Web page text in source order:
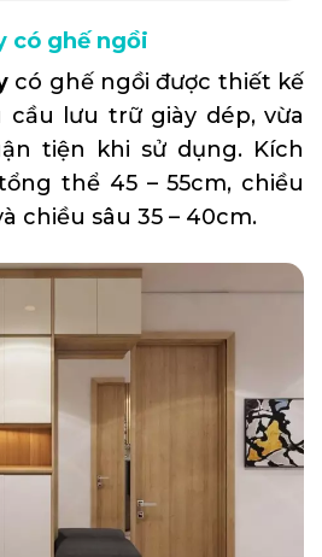
có ghế ngồi
có ghế ngồi được thiết kế
lưu trữ giày dép, vừa
tiện khi sử dụng. Kích
thể 45 – 55cm, chiều
chiều sâu 35 – 40cm.